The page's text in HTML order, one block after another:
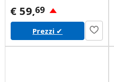
€ 59,69
Prezzi ✔